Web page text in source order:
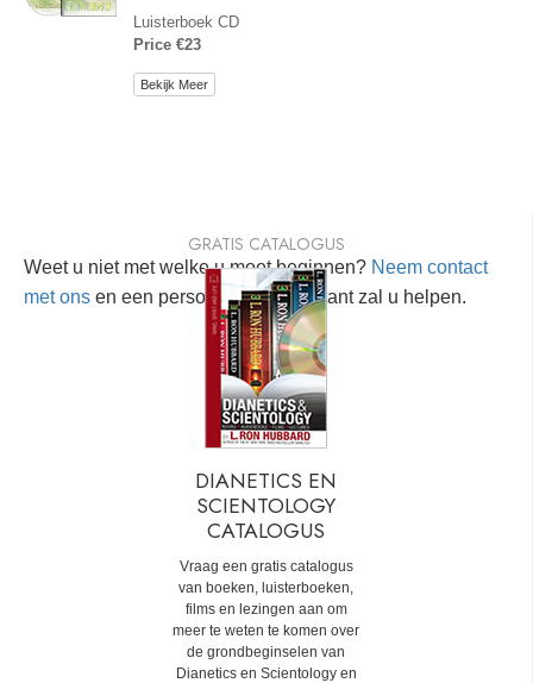
Luisterboek CD
Price €23
Bekijk Meer
Weet u niet met welke u moet beginnen? Neem contact
met ons en een persoonlijke consultant zal u helpen.
GRATIS CATALOGUS
DIANETICS EN
SCIENTOLOGY
CATALOGUS
Vraag een gratis catalogus
van boeken, luisterboeken,
films en lezingen aan om
meer te weten te komen over
de grondbeginselen van
Dianetics en Scientology en